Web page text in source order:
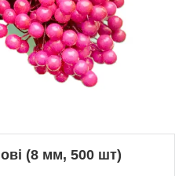
(8 мм, 500 шт)